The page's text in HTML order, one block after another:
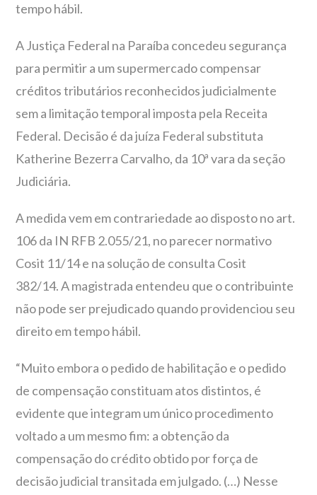
tempo hábil.
A Justiça Federal na Paraíba concedeu segurança
para permitir a um supermercado compensar
créditos tributários reconhecidos judicialmente
sem a limitação temporal imposta pela Receita
Federal. Decisão é da juíza Federal substituta
Katherine Bezerra Carvalho, da 10ª vara da seção
Judiciária.
A medida vem em contrariedade ao disposto no art.
106 da IN RFB 2.055/21, no parecer normativo
Cosit 11/14 e na solução de consulta Cosit
382/14. A magistrada entendeu que o contribuinte
não pode ser prejudicado quando providenciou seu
direito em tempo hábil.
“Muito embora o pedido de habilitação e o pedido
de compensação constituam atos distintos, é
evidente que integram um único procedimento
voltado a um mesmo fim: a obtenção da
compensação do crédito obtido por força de
decisão judicial transitada em julgado. (…) Nesse